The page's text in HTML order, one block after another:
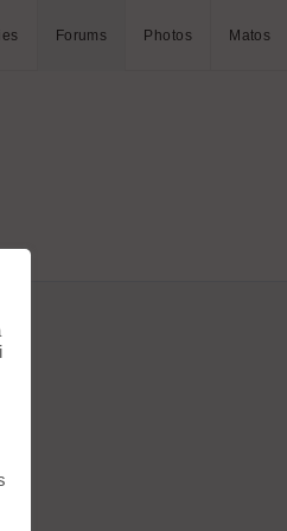
Forums Photos Matos